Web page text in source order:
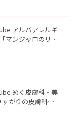
アルバアレルギ
マンジャロのリア
めぐ皮膚科・美
すがりの皮膚科